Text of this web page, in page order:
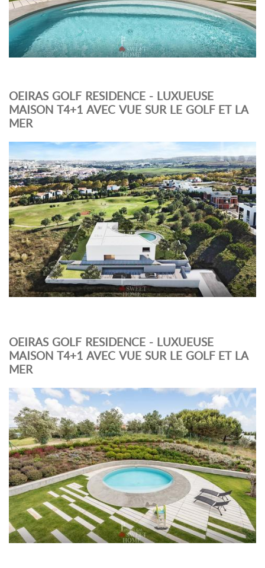
OEIRAS GOLF RESIDENCE - LUXUEUSE
MAISON T4+1 AVEC VUE SUR LE GOLF ET LA
MER
OEIRAS GOLF RESIDENCE - LUXUEUSE
MAISON T4+1 AVEC VUE SUR LE GOLF ET LA
MER